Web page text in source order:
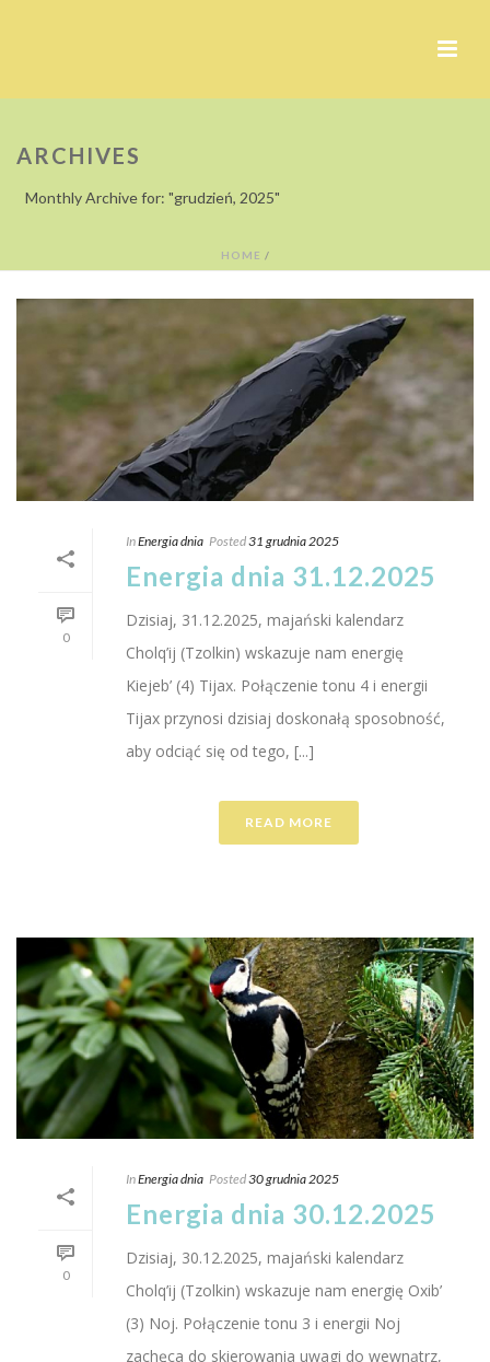
ARCHIVES
Monthly Archive for: "grudzień, 2025"
HOME /
0
InEnergia dnia Posted31 grudnia 2025
Energia dnia 31.12.2025
Dzisiaj, 31.12.2025, majański kalendarz
Cholq’ij (Tzolkin) wskazuje nam energię
Kiejeb’ (4) Tijax. Połączenie tonu 4 i energii
Tijax przynosi dzisiaj doskonałą sposobność,
aby odciąć się od tego, [...]
READ MORE
0
InEnergia dnia Posted30 grudnia 2025
Energia dnia 30.12.2025
Dzisiaj, 30.12.2025, majański kalendarz
Cholq’ij (Tzolkin) wskazuje nam energię Oxib’
(3) Noj. Połączenie tonu 3 i energii Noj
zachęca do skierowania uwagi do wewnątrz,